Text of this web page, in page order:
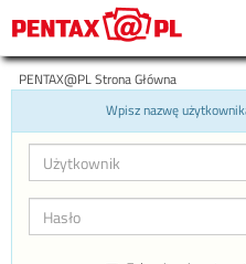
PENTAX@PL Strona Główna
Wpisz nazwę